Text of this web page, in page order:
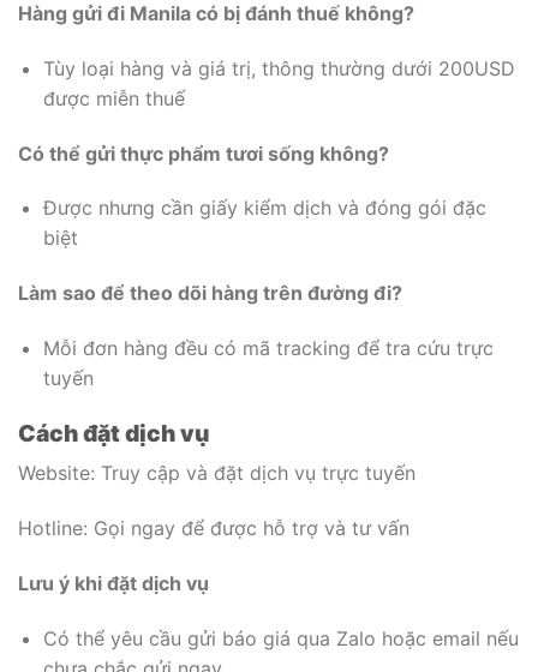
Hàng gửi đi Manila có bị đánh thuế không?
Tùy loại hàng và giá trị, thông thường dưới 200USD
được miễn thuế
Có thể gửi thực phẩm tươi sống không?
Được nhưng cần giấy kiểm dịch và đóng gói đặc
biệt
Làm sao để theo dõi hàng trên đường đi?
Mỗi đơn hàng đều có mã tracking để tra cứu trực
tuyến
Cách đặt dịch vụ
Website: Truy cập và đặt dịch vụ trực tuyến
Hotline: Gọi ngay để được hỗ trợ và tư vấn
Lưu ý khi đặt dịch vụ
Có thể yêu cầu gửi báo giá qua Zalo hoặc email nếu